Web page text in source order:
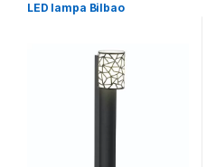
LED lampa Bilbao